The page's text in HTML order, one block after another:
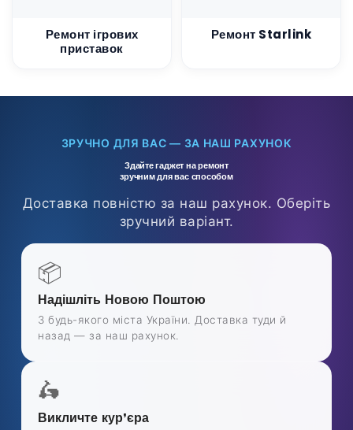
Ремонт ігрових
приставок
Ремонт Starlink
ЗРУЧНО ДЛЯ ВАС — ЗА НАШ РАХУНОК
Здайте гаджет на ремонт
зручним для вас способом
Доставка повністю за наш рахунок. Оберіть
зручний варіант.
📦
Надішліть Новою Поштою
З будь-якого міста України. Доставка туди й
назад — за наш рахунок.
🛵
Викличте кур’єра